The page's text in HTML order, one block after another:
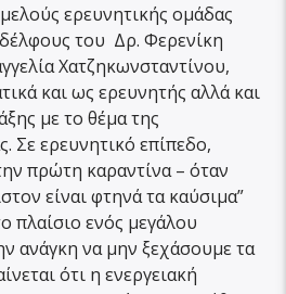
ερευνητικής ομάδας
του Δρ. Φερενίκη
Χατζηκωνσταντίνου,
και ως ερευνητής αλλά και
με το θέμα της
Σε ερευνητικό επίπεδο,
πρώτη καραντίνα – όταν
είναι φτηνά τα καύσιμα”
πλαίσιο ενός μεγάλου
ανάγκη να μην ξεχάσουμε τα
ότι η ενεργειακή